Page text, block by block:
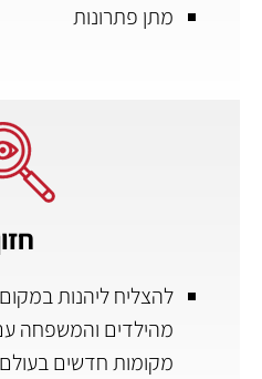
מתן פתרונות
להצליח ליהנות
מהילדים והמשפחה
מקומות חדשים בעולם